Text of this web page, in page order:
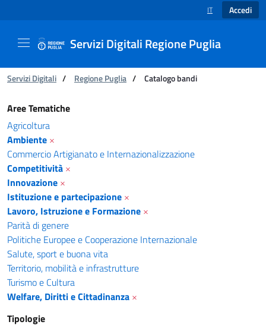
SELEZIONE
IT Accedi
Servizi Digitali Regione Puglia
Ti trovi in:
Servizi Digitali / Regione Puglia / Catalogo bandi
Catalogo bandi - Servizi Digitali Regione
Aree Tematiche
Agricoltura
Ambiente ×
Commercio Artigianato e Internazionalizzazione
Competitività ×
Innovazione ×
Istituzione e partecipazione ×
Lavoro, Istruzione e Formazione ×
Parità di genere
Politiche Europee e Cooperazione Internazionale
Salute, sport e buona vita
Territorio, mobilità e infrastrutture
Turismo e Cultura
Welfare, Diritti e Cittadinanza ×
Tipologie